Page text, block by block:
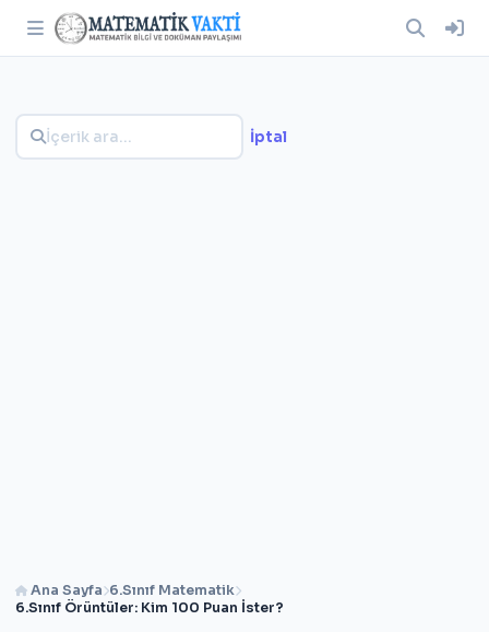
Ana Sayfa 6.Sınıf Matematik
6.Sınıf Örüntüler: Kim 100 Puan İster?
İptal